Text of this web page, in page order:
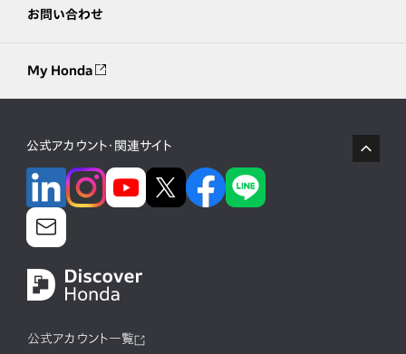
お問い合わせ
My Honda
公式アカウント・関連サイト
公式アカウント一覧